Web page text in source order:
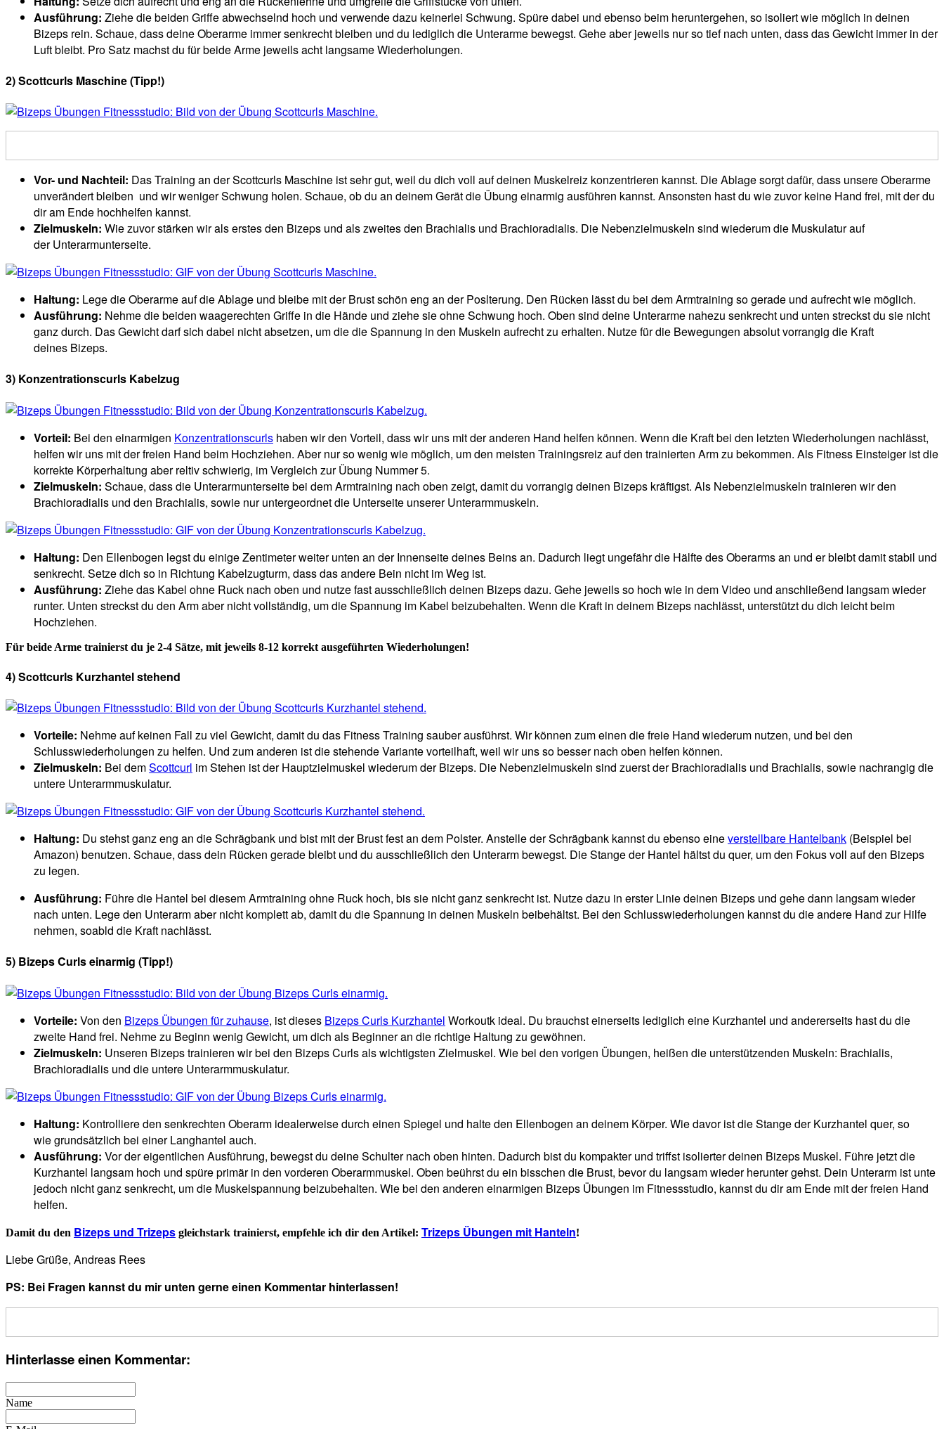
Ausführung: Ziehe die beiden Griffe abwechselnd hoch und verwende dazu keinerlei Schwung. Spüre dabei und ebenso beim heruntergehen, so isoliert wie möglich in deinen
Bizeps rein. Schaue, dass deine Oberarme immer senkrecht bleiben und du lediglich die Unterarme bewegst. Gehe aber jeweils nur so tief nach unten, dass das Gewicht immer in der
Luft bleibt. Pro Satz machst du für beide Arme jeweils acht langsame Wiederholungen.
2) Scottcurls Maschine (Tipp!)
Vor- und Nachteil: Das Training an der Scottcurls Maschine ist sehr gut, weil du dich voll auf deinen Muskelreiz konzentrieren kannst. Die Ablage sorgt dafür, dass unsere Oberarme
unverändert bleiben und wir weniger Schwung holen. Schaue, ob du an deinem Gerät die Übung einarmig ausführen kannst. Ansonsten hast du wie zuvor keine Hand frei, mit der du
dir am Ende hochhelfen kannst.
Zielmuskeln: Wie zuvor stärken wir als erstes den Bizeps und als zweites den Brachialis und Brachioradialis. Die Nebenzielmuskeln sind wiederum die Muskulatur auf
der Unterarmunterseite.
Haltung: Lege die Oberarme auf die Ablage und bleibe mit der Brust schön eng an der Poslterung. Den Rücken lässt du bei dem Armtraining so gerade und aufrecht wie möglich.
Ausführung: Nehme die beiden waagerechten Griffe in die Hände und ziehe sie ohne Schwung hoch. Oben sind deine Unterarme nahezu senkrecht und unten streckst du sie nicht
ganz durch. Das Gewicht darf sich dabei nicht absetzen, um die die Spannung in den Muskeln aufrecht zu erhalten. Nutze für die Bewegungen absolut vorrangig die Kraft
deines Bizeps.
3) Konzentrationscurls Kabelzug
Vorteil: Bei den einarmigen Konzentrationscurls haben wir den Vorteil, dass wir uns mit der anderen Hand helfen können. Wenn die Kraft bei den letzten Wiederholungen nachlässt,
helfen wir uns mit der freien Hand beim Hochziehen. Aber nur so wenig wie möglich, um den meisten Trainingsreiz auf den trainierten Arm zu bekommen. Als Fitness Einsteiger ist die
korrekte Körperhaltung aber reltiv schwierig, im Vergleich zur Übung Nummer 5.
Zielmuskeln: Schaue, dass die Unterarmunterseite bei dem Armtraining nach oben zeigt, damit du vorrangig deinen Bizeps kräftigst. Als Nebenzielmuskeln trainieren wir den
Brachioradialis und den Brachialis, sowie nur untergeordnet die Unterseite unserer Unterarmmuskeln.
Haltung: Den Ellenbogen legst du einige Zentimeter weiter unten an der Innenseite deines Beins an. Dadurch liegt ungefähr die Hälfte des Oberarms an und er bleibt damit stabil und
senkrecht. Setze dich so in Richtung Kabelzugturm, dass das andere Bein nicht im Weg ist.
Ausführung: Ziehe das Kabel ohne Ruck nach oben und nutze fast ausschließlich deinen Bizeps dazu. Gehe jeweils so hoch wie in dem Video und anschließend langsam wieder
runter. Unten streckst du den Arm aber nicht vollständig, um die Spannung im Kabel beizubehalten. Wenn die Kraft in deinem Bizeps nachlässt, unterstützt du dich leicht beim
Hochziehen.
Für beide Arme trainierst du je 2-4 Sätze, mit jeweils 8-12 korrekt ausgeführten Wiederholungen!
4) Scottcurls Kurzhantel stehend
Vorteile: Nehme auf keinen Fall zu viel Gewicht, damit du das Fitness Training sauber ausführst. Wir können zum einen die freie Hand wiederum nutzen, und bei den
Schlusswiederholungen zu helfen. Und zum anderen ist die stehende Variante vorteilhaft, weil wir uns so besser nach oben helfen können.
Zielmuskeln: Bei demScottcurl im Stehen ist der Hauptzielmuskel wiederum der Bizeps. Die Nebenzielmuskeln sind zuerst der Brachioradialis und Brachialis, sowie nachrangig die
untere Unterarmmuskulatur.
Haltung: Du stehst ganz eng an die Schrägbank und bist mit der Brust fest an dem Polster. Anstelle der Schrägbank kannst du ebenso eineverstellbare Hantelbank (Beispiel bei
Amazon) benutzen. Schaue, dass dein Rücken gerade bleibt und du ausschließlich den Unterarm bewegst. Die Stange der Hantel hältst du quer, um den Fokus voll auf den Bizeps
zu legen.
Ausführung: Führe die Hantel bei diesem Armtraining ohne Ruck hoch, bis sie nicht ganz senkrecht ist. Nutze dazu in erster Linie deinen Bizeps und gehe dann langsam wieder
nach unten. Lege den Unterarm aber nicht komplett ab, damit du die Spannung in deinen Muskeln beibehältst. Bei den Schlusswiederholungen kannst du die andere Hand zur Hilfe
nehmen, soabld die Kraft nachlässt.
5) Bizeps Curls einarmig (Tipp!)
Vorteile: Von den Bizeps Übungen für zuhause, ist dieses Bizeps Curls Kurzhantel Workoutk ideal. Du brauchst einerseits lediglich eine Kurzhantel und andererseits hast du die
zweite Hand frei. Nehme zu Beginn wenig Gewicht, um dich als Beginner an die richtige Haltung zu gewöhnen.
Zielmuskeln: Unseren Bizeps trainieren wir bei den Bizeps Curls als wichtigsten Zielmuskel. Wie bei den vorigen Übungen, heißen die unterstützenden Muskeln: Brachialis,
Brachioradialis und die untere Unterarmmuskulatur.
Haltung: Kontrolliere den senkrechten Oberarm idealerweise durch einen Spiegel und halte den Ellenbogen an deinem Körper. Wie davor ist die Stange der Kurzhantel quer, so
wie grundsätzlich bei einer Langhantel auch.
Ausführung: Vor der eigentlichen Ausführung, bewegst du deine Schulter nach oben hinten. Dadurch bist du kompakter und triffst isolierter deinen Bizeps Muskel. Führe jetzt die
Kurzhantel langsam hoch und spüre primär in den vorderen Oberarmmuskel. Oben beührst du ein bisschen die Brust, bevor du langsam wieder herunter gehst. Dein Unterarm ist unte
jedoch nicht ganz senkrecht, um die Muskelspannung beizubehalten. Wie bei den anderen einarmigen Bizeps Übungen im Fitnessstudio, kannst du dir am Ende mit der freien Hand
helfen.
Damit du den Bizeps und Trizeps gleichstark trainierst, empfehle ich dir den Artikel: Trizeps Übungen mit Hanteln!
Liebe Grüße, Andreas Rees
PS: Bei Fragen kannst du mir unten gerne einen Kommentar hinterlassen!
Hinterlasse einen Kommentar:
Name